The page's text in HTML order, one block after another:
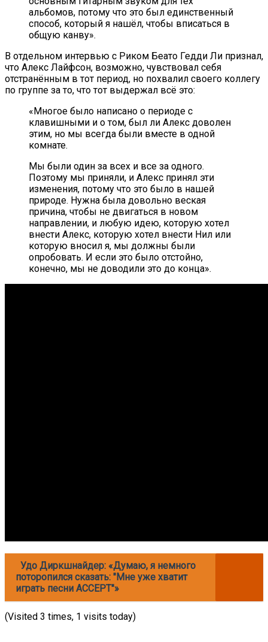
альбомов, потому что это был единственный
способ, который я нашёл, чтобы вписаться в
общую канву».
В отдельном интервью с Риком Беато Гедди Ли признал,
что Алекс Лайфсон, возможно, чувствовал себя
отстранённым в тот период, но похвалил своего коллегу
по группе за то, что тот выдержал всё это:
«Многое было написано о периоде с
клавишными и о том, был ли Алекс доволен
этим, но мы всегда были вместе в одной
комнате.
Мы были один за всех и все за одного.
Поэтому мы приняли, и Алекс принял эти
изменения, потому что это было в нашей
природе. Нужна была довольно веская
причина, чтобы не двигаться в новом
направлении, и любую идею, которую хотел
внести Алекс, которую хотел внести Нил или
которую вносил я, мы должны были
опробовать. И если это было отстойно,
конечно, мы не доводили это до конца».
Удо Диркшнайдер: «Думаю, я немного
поторопился сказать: "Мне уже хватит
играть песни ACCEPT"»
(Visited 3 times, 1 visits today)